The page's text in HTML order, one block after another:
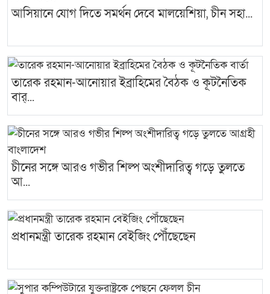
আসিয়ানে যোগ দিতে সমর্থন দেবে মালয়েশিয়া, চীন সহা...
তারেক রহমান-আনোয়ার ইব্রাহিমের বৈঠক ও কূটনৈতিক
বার্...
চীনের সঙ্গে আরও গভীর শিল্প অংশীদারিত্ব গড়ে তুলতে
আ...
প্রধানমন্ত্রী তারেক রহমান বেইজিং পৌঁছেছেন